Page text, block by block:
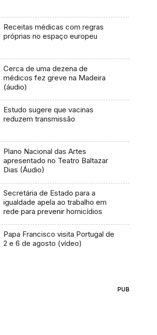
Receitas médicas com regras
próprias no espaço europeu
Cerca de uma dezena de
médicos fez greve na Madeira
(áudio)
Estudo sugere que vacinas
reduzem transmissão
Plano Nacional das Artes
apresentado no Teatro Baltazar
Dias (Áudio)
Secretária de Estado para a
igualdade apela ao trabalho em
rede para prevenir homicídios
Papa Francisco visita Portugal de
2 e 6 de agosto (vídeo)
PUB